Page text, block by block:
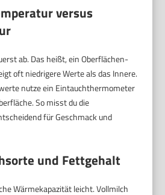
versus
ab. Das heißt, ein Oberflächen-
oft niedrigere Werte als das Innere.
nutze ein Eintauchthermometer
So misst du die
für Geschmack und
und Fettgehalt
Wärmekapazität leicht. Vollmilch